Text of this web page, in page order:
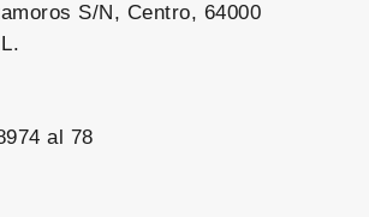
S/N, Centro, 64000
al 78